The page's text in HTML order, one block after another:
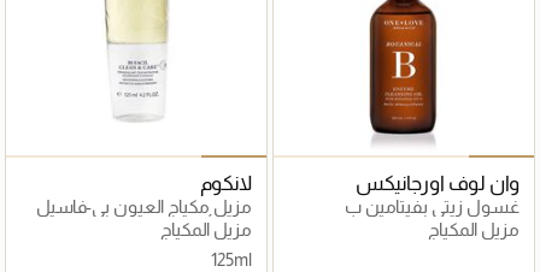
وان لوف اورجانيكس
غسول زيتي بفيتامين ب
والإنزيمات مع مزيل مكياج
بوتانيكال بي 120 مل
مزيل المكياج
لانكوم
مزيل مكياج العيون بي-فاسيل
كلين أند كير 125مل
مزيل المكياج
125ml